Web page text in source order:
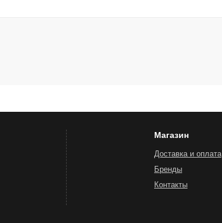
Магазин
Доставка и оплата
Бренды
Контакты